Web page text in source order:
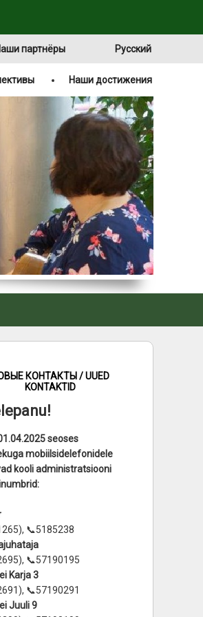
партнёры Русский
Наши достижения
КОНТАКТЫ / UUED
KONTAKTID
seoses
mobiilsidelefonidele
kooli administratsiooni
📞5185238
📞57190195
Karja 3
📞57190291
Juuli 9